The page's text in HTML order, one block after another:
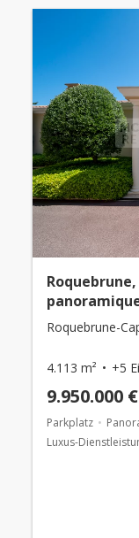
Roquebrune-
4.113 m² +5
9.950.000 €
Parkplatz
Luxus-